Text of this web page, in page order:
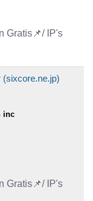
(sixcore.ne.jp)
inc